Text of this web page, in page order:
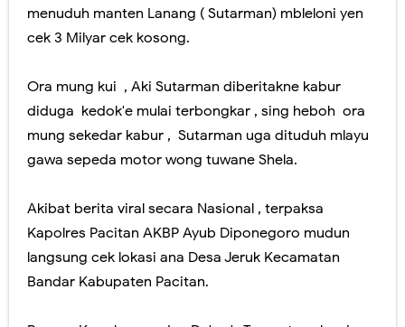
ASB buktikan langsung kelokasi 2 pemilik lahan Goa Gong.
GIBRAN ..! urung Jelas lewat duwur opo lewat ngisor ,teka Pacitan kemis.
Mantenan Putri Bos Sukses Spektakuler , Enek Wigung , Gus Iqdam, Darboy , Tejo .
Thursday, 6 August
menuduh manten Lanang ( Sutarman) mbleloni yen
cek 3 Milyar cek kosong.
Ora mung kui , Aki Sutarman diberitakne kabur
diduga kedok'e mulai terbongkar , sing heboh ora
mung sekedar kabur , Sutarman uga dituduh mlayu
gawa sepeda motor wong tuwane Shela.
Akibat berita viral secara Nasional , terpaksa
Kapolres Pacitan AKBP Ayub Diponegoro mudun
langsung cek lokasi ana Desa Jeruk Kecamatan
Bandar Kabupaten Pacitan.